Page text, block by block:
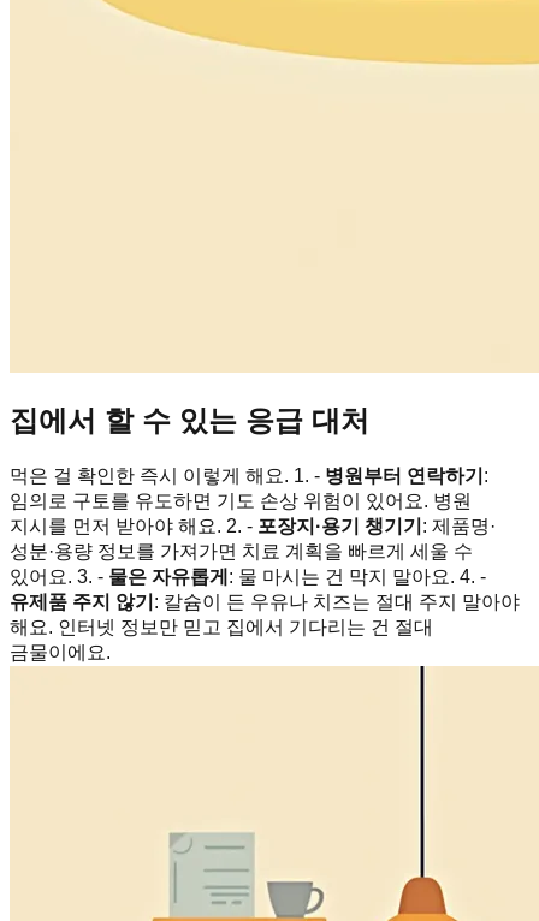
집에서 할 수 있는 응급 대처
먹은 걸 확인한 즉시 이렇게 해요. 1. - 병원부터 연락하기 :
임의로 구토를 유도하면 기도 손상 위험이 있어요. 병원
지시를 먼저 받아야 해요. 2. - 포장지·용기 챙기기 : 제품명·
성분·용량 정보를 가져가면 치료 계획을 빠르게 세울 수
있어요. 3. - 물은 자유롭게 : 물 마시는 건 막지 말아요. 4. -
유제품 주지 않기 : 칼슘이 든 우유나 치즈는 절대 주지 말아야
해요. 인터넷 정보만 믿고 집에서 기다리는 건 절대
금물이에요.